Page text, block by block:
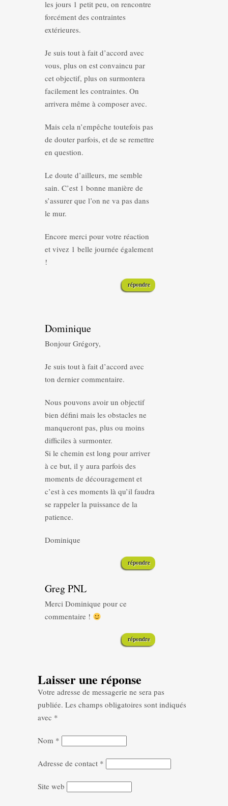
les jours 1 petit peu, on rencontre
forcément des contraintes
extérieures.
Je suis tout à fait d’accord avec
vous, plus on est convaincu par
cet objectif, plus on surmontera
facilement les contraintes. On
arrivera même à composer avec.
Mais cela n’empêche toutefois pas
de douter parfois, et de se remettre
en question.
Le doute d’ailleurs, me semble
sain. C’est 1 bonne manière de
s’assurer que l’on ne va pas dans
le mur.
Encore merci pour votre réaction
et vivez 1 belle journée également
!
répondre
Dominique
Bonjour Grégory,
Je suis tout à fait d’accord avec
ton dernier commentaire.
Nous pouvons avoir un objectif
bien défini mais les obstacles ne
manqueront pas, plus ou moins
difficiles à surmonter.
Si le chemin est long pour arriver
à ce but, il y aura parfois des
moments de découragement et
c’est à ces moments là qu’il faudra
se rappeler la puissance de la
patience.
Dominique
répondre
Greg PNL
Merci Dominique pour ce
commentaire !
répondre
Laisser une réponse
Votre adresse de messagerie ne sera pas
publiée. Les champs obligatoires sont indiqués
avec *
Nom *
Adresse de contact *
Site web